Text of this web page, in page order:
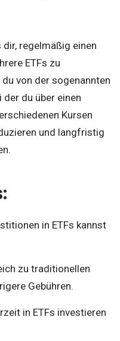
dir, regelmäßig einen
ETFs zu
von der sogenannten
der du über einen
Kursen
und langfristig
in ETFs kannst
zu traditionellen
Gebühren.
in ETFs investieren